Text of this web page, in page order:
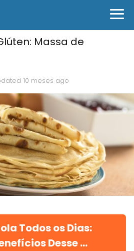
Massa de
10 meses ago
Todos os Dias:
Desse ...